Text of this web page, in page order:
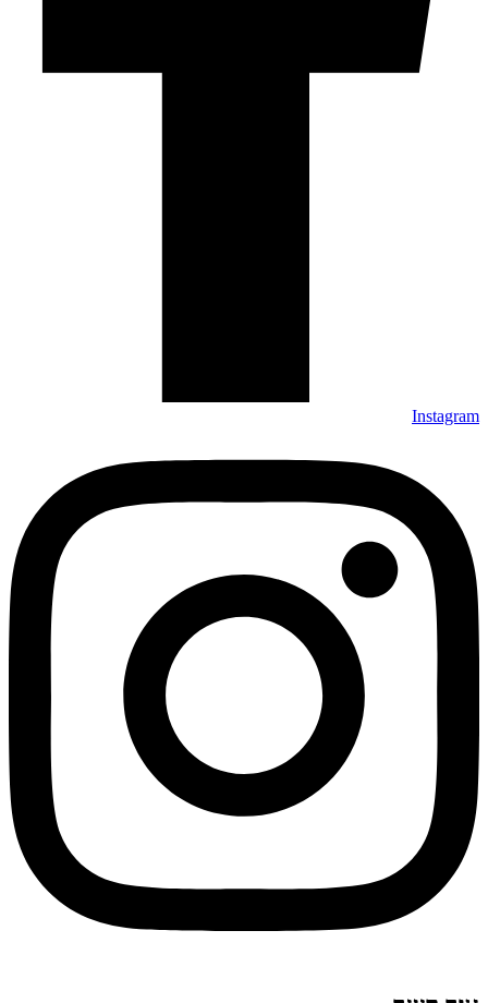
Instagram